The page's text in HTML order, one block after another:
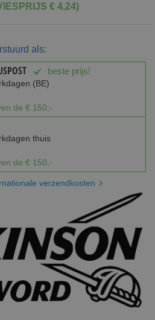
€ 4,24)
als:
beste prijs!
(BE)
de € 150,-
thuis
de € 150,-
verzendkosten